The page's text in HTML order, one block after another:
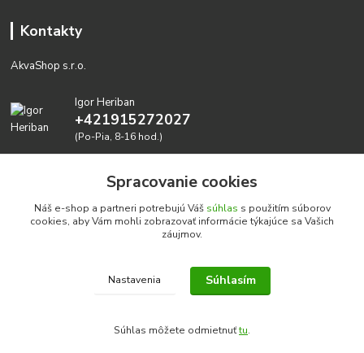
Kontakty
AkvaShop s.r.o.
Igor Heriban
+421915272027
(Po-Pia, 8-16 hod.)
Realizujeme prírodné akvária: AkvaShop s.r.o. • IBAN:
SK3911000000002947087849
Spracovanie cookies
Náš e-shop a partneri potrebujú Váš súhlas s použitím súborov
cookies, aby Vám mohli zobrazovať informácie týkajúce sa Vašich
záujmov.
Nastavenia Súhlasím
Súhlas môžete odmietnuťtu.